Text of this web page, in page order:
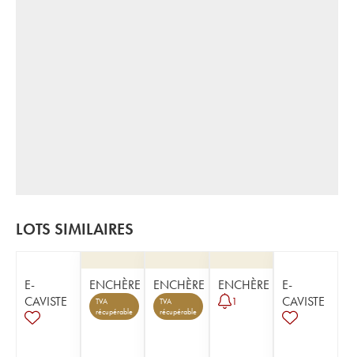
LOTS SIMILAIRES
E-
CAVISTE
ENCHÈRE
TVA
récupérable
ENCHÈRE
TVA
récupérable
ENCHÈRE
1
E-
CAVISTE